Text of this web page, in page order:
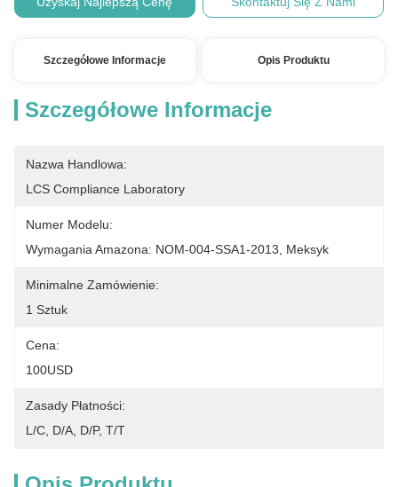
Szczegółowe Informacje Opis Produktu
Szczegółowe Informacje
Nazwa Handlowa:
LCS Compliance Laboratory
Numer Modelu:
Wymagania Amazona: NOM-004-SSA1-2013, Meksyk
Minimalne Zamówienie:
1 Sztuk
Cena:
100USD
Zasady Płatności:
L/C, D/A, D/P, T/T